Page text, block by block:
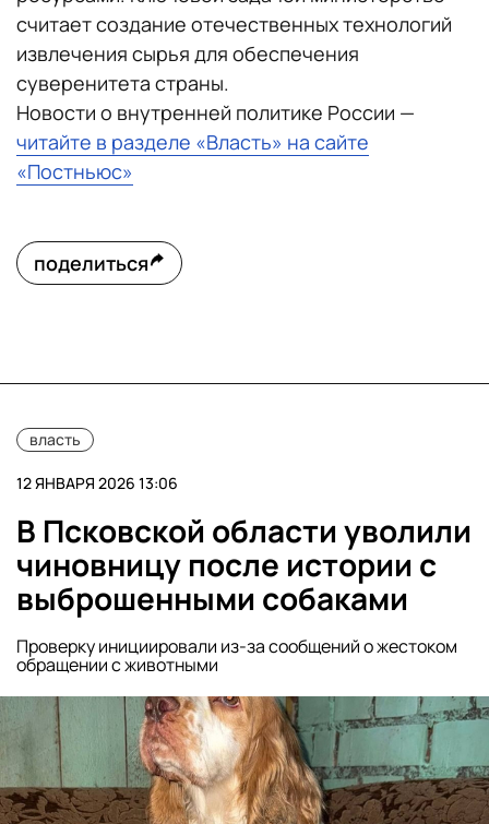
считает создание отечественных технологий
извлечения сырья для обеспечения
суверенитета страны.
Новости о внутренней политике России —
читайте в разделе «Власть» на сайте
«Постньюс»
поделиться
власть
12 ЯНВАРЯ 2026 13:06
В Псковской области уволили
чиновницу после истории с
выброшенными собаками
Проверку инициировали из-за сообщений о жестоком
обращении с животными